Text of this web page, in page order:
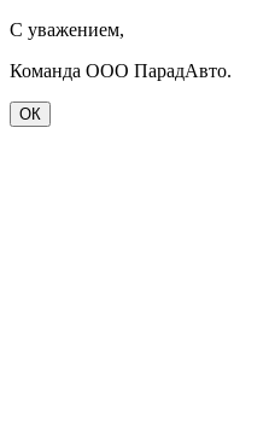
С уважением,
Команда ООО ПарадАвто.
ОК